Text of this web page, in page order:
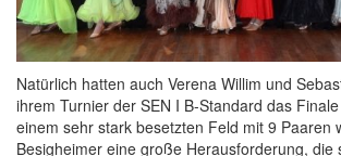
Natürlich hatten auch Verena Willim und
ihrem Turnier der SEN I B-Standard das
einem sehr stark besetzten Feld mit 9 Paaren
Besigheimer eine große Herausforderung, die